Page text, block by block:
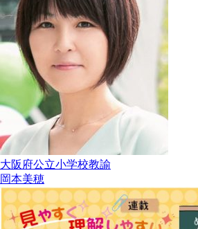
大阪府公立小学校教諭
岡本美穂